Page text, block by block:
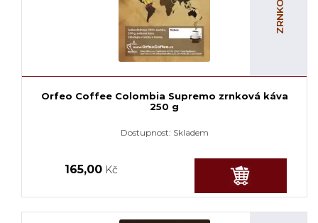
Orfeo Coffee Colombia Supremo zrnková káva
250 g
Dostupnost: Skladem
165,00 Kč